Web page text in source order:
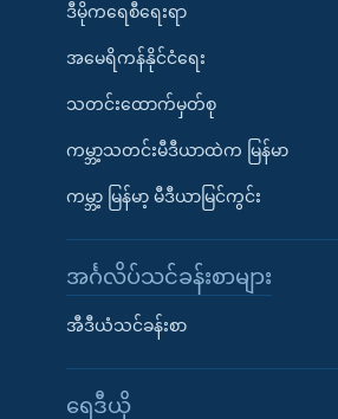
ဒီမိုကရေစီရေးရာ
အမေရိကန်နိုင်ငံရေး
သတင်းထောက်မှတ်စု
ကမ္ဘာ့သတင်းမီဒီယာထဲက မြန်မာ
ကမ္ဘာ့ မြန်မာ့ မီဒီယာမြင်ကွင်း
အင်္ဂလိပ်သင်ခန်းစာများ
အီဒီယံသင်ခန်းစာ
ရေဒီယို